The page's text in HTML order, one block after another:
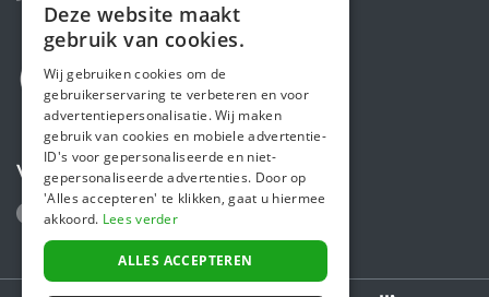
Volg ons
ENGLISH
Deze website maakt
gebruik van cookies.
Wij gebruiken cookies om de
gebruikerservaring te verbeteren en voor
advertentiepersonalisatie. Wij maken
gebruik van cookies en mobiele advertentie-
ID's voor gepersonaliseerde en niet-
gepersonaliseerde advertenties. Door op
'Alles accepteren' te klikken, gaat u hiermee
akkoord. Lees verder
ALLES ACCEPTEREN